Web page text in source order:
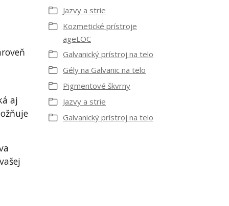
aj
Jazvy a strie
Kozmetické prístroje
ageLOC
Galvanický prístroj na telo
Gély na Galvanic na telo
Pigmentové škvrny
Jazvy a strie
Galvanický prístroj na telo